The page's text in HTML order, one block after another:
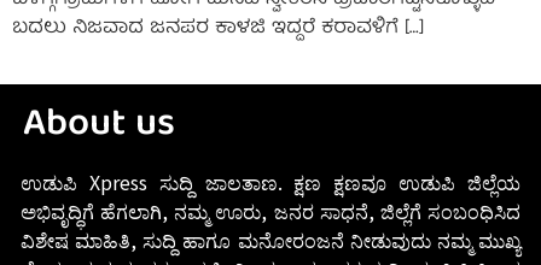
ಬದಲು ನಿಜವಾದ ಜನಪರ ಕಾಳಜಿ ಇದ್ದರೆ ಕರಾವಳಿಗೆ […]
About us
ಉಡುಪಿ Xpress ಸುದ್ದಿ ಜಾಲತಾಣ. ಕ್ಷಣ ಕ್ಷಣವೂ ಉಡುಪಿ ಜಿಲ್ಲೆಯ
ಅಭಿವೃದ್ಧಿಗೆ ಹೆಗಲಾಗಿ, ನಮ್ಮ ಊರು, ಜನರ ಸಾಧನೆ, ಜಿಲ್ಲೆಗೆ ಸಂಬಂಧಿಸಿದ
ವಿಶೇಷ ಮಾಹಿತಿ, ಸುದ್ದಿ ಹಾಗೂ ಮನೋರಂಜನೆ ನೀಡುವುದು ನಮ್ಮ ಮುಖ್ಯ